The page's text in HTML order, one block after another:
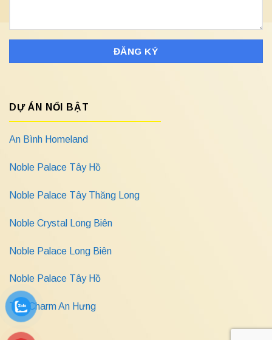
DỰ ÁN NỔI BẬT
An Bình Homeland
Noble Palace Tây Hồ
Noble Palace Tây Thăng Long
Noble Crystal Long Biên
Noble Palace Long Biên
Noble Palace Tây Hồ
The Charm An Hưng